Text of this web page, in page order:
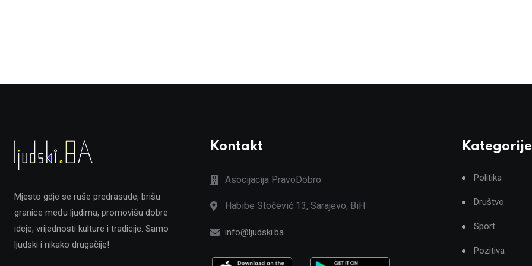
Mjesto gdje se ruše predrasude, brišu
granice među ljudima, promovišu dobre
ideje, vrijednosti kulture i tradicije. Samo
ljudski i nikako drugačije!
Kontakt
Asocijacija PravoDobro
Habibe Stočević 13, Sarajevo, BiH
info@ljudski.ba
Kategorije
Politika
Društvo
Sport
Pozitiva